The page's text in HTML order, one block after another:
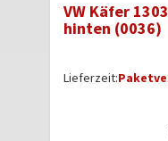
VW Käfer
hinten (0036)
Lieferzeit: